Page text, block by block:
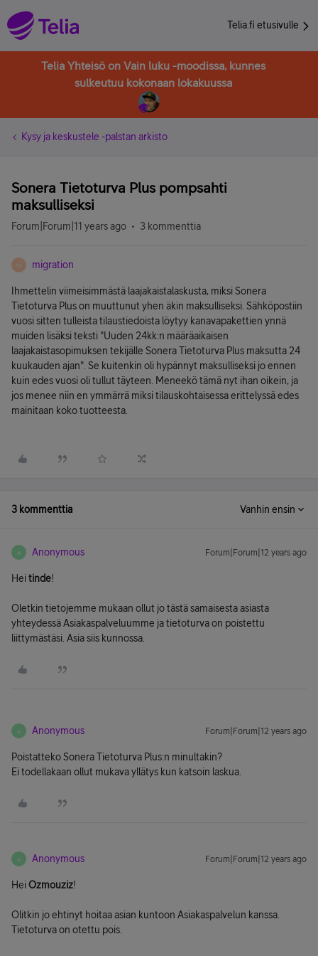
Telia.fi etusivulle
Telia Yhteisö on Vain luku -moodissa, kunnes
sulkeutuu kokonaan lokakuussa
Kysy ja keskustele -palstan arkisto
Sonera Tietoturva Plus pompsahti
maksulliseksi
Forum|Forum|11 years ago 3 kommenttia
M migration
Ihmettelin viimeisimmästä laajakaistalaskusta, miksi Sonera
Tietoturva Plus on muuttunut yhen äkin maksulliseksi. Sähköpostiin
vuosi sitten tulleista tilaustiedoista löytyy kanavapakettien ynnä
muiden lisäksi teksti "Uuden 24kk:n määräaikaisen
laajakaistasopimuksen tekijälle Sonera Tietoturva Plus maksutta 24
kuukauden ajan". Se kuitenkin oli hypännyt maksulliseksi jo ennen
kuin edes vuosi oli tullut täyteen. Meneekö tämä nyt ihan oikein, ja
jos menee niin en ymmärrä miksi tilauskohtaisessa erittelyssä edes
mainitaan koko tuotteesta.
3 kommenttia Vanhin ensin
A Anonymous Forum|Forum|12 years ago
Heitinde!
Oletkin tietojemme mukaan ollut jo tästä samaisesta asiasta
yhteydessä Asiakaspalveluumme ja tietoturva on poistettu
liittymästäsi. Asia siis kunnossa.
A Anonymous Forum|Forum|12 years ago
Poistatteko Sonera Tietoturva Plus:n minultakin?
Ei todellakaan ollut mukava yllätys kun katsoin laskua.
A Anonymous Forum|Forum|12 years ago
HeiOzmouziz!
Olitkin jo ehtinyt hoitaa asian kuntoon Asiakaspalvelun kanssa.
Tietoturva on otettu pois.